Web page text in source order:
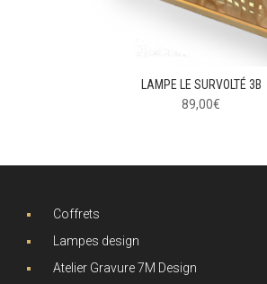
LAMPE LE SURVOLTÉ 3B
89,00€
Coffrets
Lampes design
Atelier Gravure 7M Design